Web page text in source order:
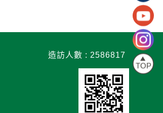
TOP
造訪人數 : 2586817